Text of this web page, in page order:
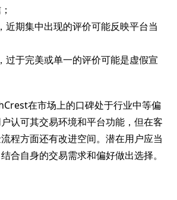
近期集中出现的评价可能反映平台当
过于完美或单一的评价可能是虚假宣
在市场上的口碑处于行业中等偏
认可其交易环境和平台功能，但在客
程方面还有改进空间。潜在用户应当
合自身的交易需求和偏好做出选择。